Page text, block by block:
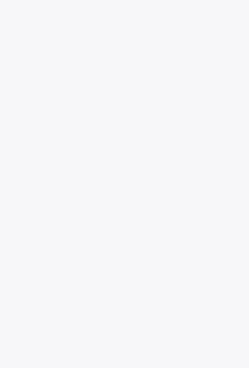
Classement
eSIM selon
9 min de